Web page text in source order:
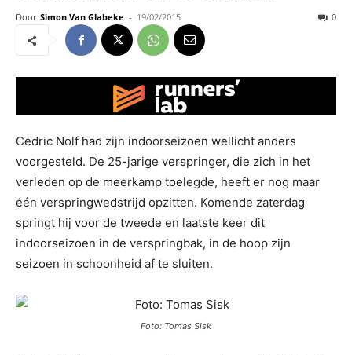
Door Simon Van Glabeke - 19/02/2015 0
Cedric Nolf had zijn indoorseizoen wellicht anders
voorgesteld. De 25-jarige verspringer, die zich in het
verleden op de meerkamp toelegde, heeft er nog maar
één verspringwedstrijd opzitten. Komende zaterdag
springt hij voor de tweede en laatste keer dit
indoorseizoen in de verspringbak, in de hoop zijn
seizoen in schoonheid af te sluiten.
Foto: Tomas Sisk